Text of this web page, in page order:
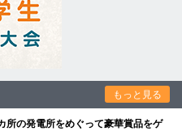
もっと見る
所の発電所をめぐって豪華賞品をゲ